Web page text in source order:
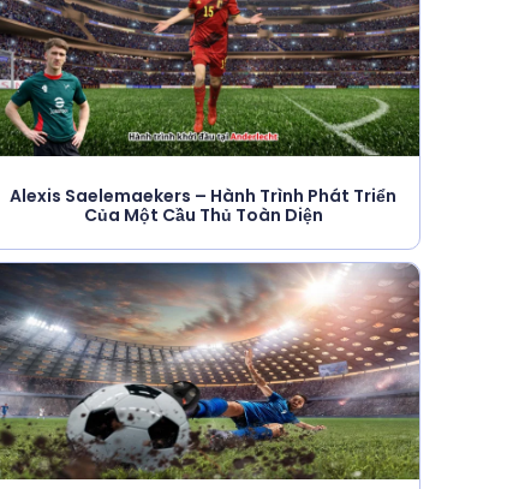
Alexis Saelemaekers – Hành Trình Phát Triển
Của Một Cầu Thủ Toàn Diện